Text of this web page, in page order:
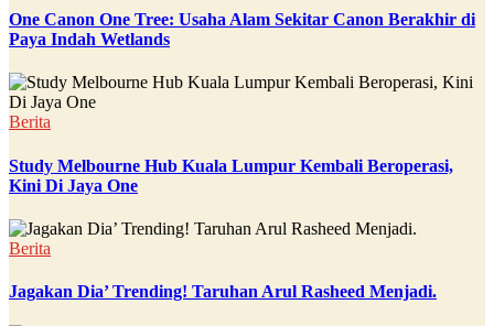
One Canon One Tree: Usaha Alam Sekitar Canon Berakhir di
Paya Indah Wetlands
Berita
Study Melbourne Hub Kuala Lumpur Kembali Beroperasi,
Kini Di Jaya One
Berita
Jagakan Dia’ Trending! Taruhan Arul Rasheed Menjadi.